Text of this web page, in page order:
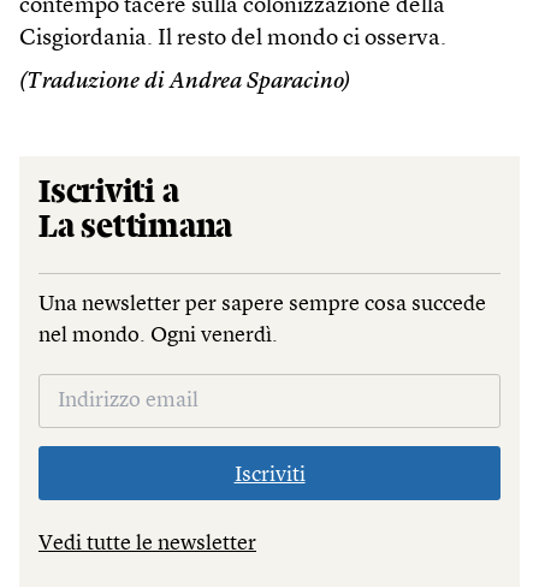
contempo tacere sulla colonizzazione della
Cisgiordania. Il resto del mondo ci osserva.
(Traduzione di Andrea Sparacino)
Iscriviti a
La settimana
Una newsletter per sapere sempre cosa succede
nel mondo. Ogni venerdì.
Iscriviti
Vedi tutte le newsletter